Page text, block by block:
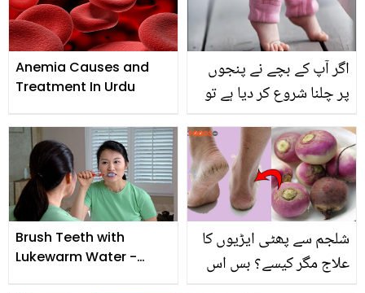
خریدا؟
Anemia Causes and
Treatment In Urdu
اگر آپ کے بچے نے پنجوں
پر چلنا شروع کر دیا ہے تو
آپ کو بچہ کون سی تکلیف
دہ بیماری میں مبتلا ہے؟
Brush Teeth with
Lukewarm Water -
شلجم سے پھٹی ایڑیوں کا
علاج مگر کیسے؟ بس اس